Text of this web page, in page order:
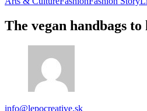
The vegan handbags
info@lepocreative.sk